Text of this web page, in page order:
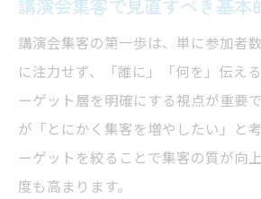
講演会集客のための興味喚
セミナー集客との違いを活
ターゲット選定が劇的に変える
講演会集客におけるターゲ
講演会集客で効果的な選定
講演会集客の第一歩は、単に参加者
に注力せず、「誰に」「何を」伝え
ーゲット層を明確にする視点が重要
が「とにかく集客を増やしたい」と
ーゲットを絞ることで集客の質が向
度も高まります。